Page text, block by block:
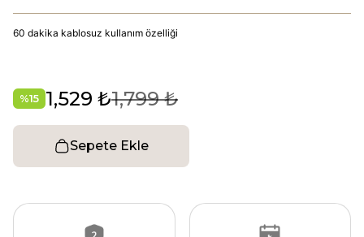
60 dakika kablosuz kullanım özelliği
%15 1,529 ₺1,799 ₺
Sepete Ekle